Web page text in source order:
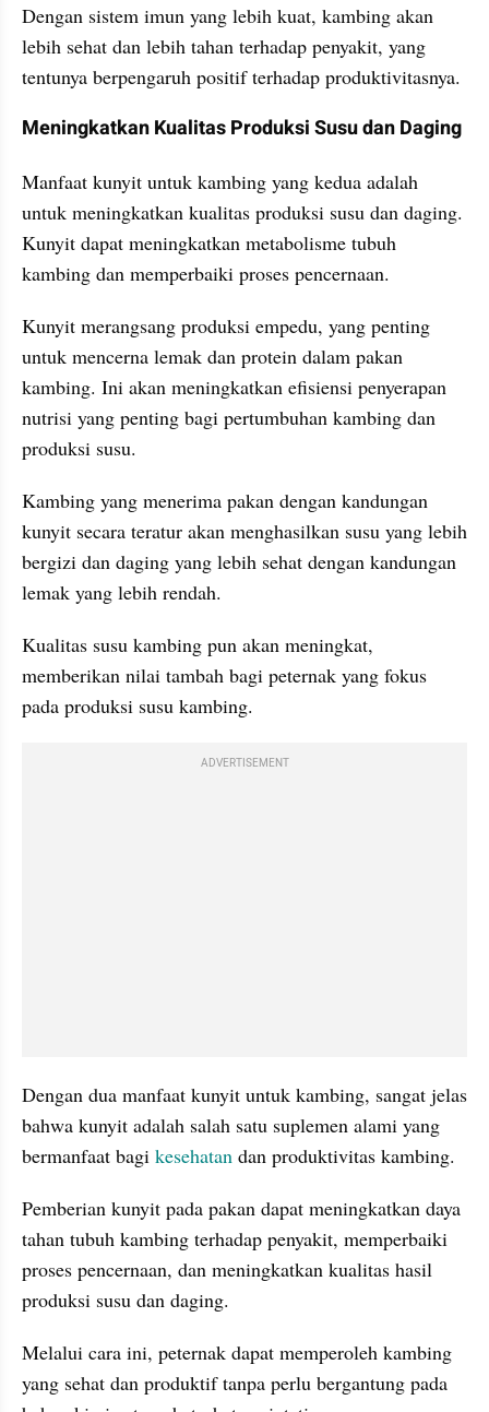
Dengan sistem imun yang lebih kuat, kambing akan
lebih sehat dan lebih tahan terhadap penyakit, yang
tentunya berpengaruh positif terhadap produktivitasnya.
Meningkatkan Kualitas Produksi Susu dan Daging
Manfaat kunyit untuk kambing yang kedua adalah
untuk meningkatkan kualitas produksi susu dan daging.
Kunyit dapat meningkatkan metabolisme tubuh
kambing dan memperbaiki proses pencernaan.
Kunyit merangsang produksi empedu, yang penting
untuk mencerna lemak dan protein dalam pakan
kambing. Ini akan meningkatkan efisiensi penyerapan
nutrisi yang penting bagi pertumbuhan kambing dan
produksi susu.
Kambing yang menerima pakan dengan kandungan
kunyit secara teratur akan menghasilkan susu yang lebih
bergizi dan daging yang lebih sehat dengan kandungan
lemak yang lebih rendah.
Kualitas susu kambing pun akan meningkat,
memberikan nilai tambah bagi peternak yang fokus
pada produksi susu kambing.
ADVERTISEMENT
Dengan dua manfaat kunyit untuk kambing, sangat jelas
bahwa kunyit adalah salah satu suplemen alami yang
bermanfaat bagi kesehatan dan produktivitas kambing.
Pemberian kunyit pada pakan dapat meningkatkan daya
tahan tubuh kambing terhadap penyakit, memperbaiki
proses pencernaan, dan meningkatkan kualitas hasil
produksi susu dan daging.
Melalui cara ini, peternak dapat memperoleh kambing
yang sehat dan produktif tanpa perlu bergantung pada